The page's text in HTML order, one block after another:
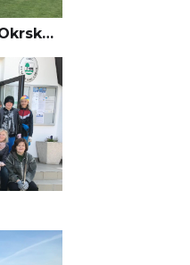
SDH Kunčice nad Labem Okrsková soutěž 20.5.2022